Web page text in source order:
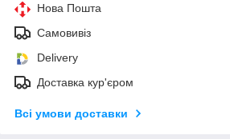
Нова Пошта
Самовивіз
Delivery
Доставка кур'єром
Всі умови доставки